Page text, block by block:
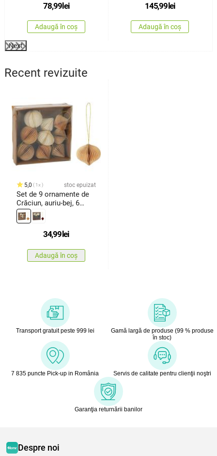
78,99lei
Adaugă în coș
145,99lei
Adaugă în coș
Next
Recent revizuite
5,0 1x stoc epuizat
Set de 9 ornamente de
Crăciun, auriu-bej, 6
cm,fagure de miere
34,99 lei
Adaugă în coș
Transport gratuit peste 999 lei
Gamă largă de produse (99 % produse
în stoc)
7 835 puncte Pick-up in România Servis de calitate pentru clienţii noştri
Garanţia returnării banilor
Despre noi